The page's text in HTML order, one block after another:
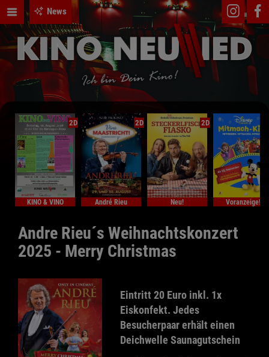
News
2D
KINO & VINO
2D
André Rieu
2D
Neu! Voranzeige!
Andre Rieu´s Weihnachtskonzert
2025 - Merry Christmas
Eintritt 20 Euro inkl. 1x
Eiskonfekt. Jedes
Besucherpaar erhält einen
Deichwelle Saunagutschein